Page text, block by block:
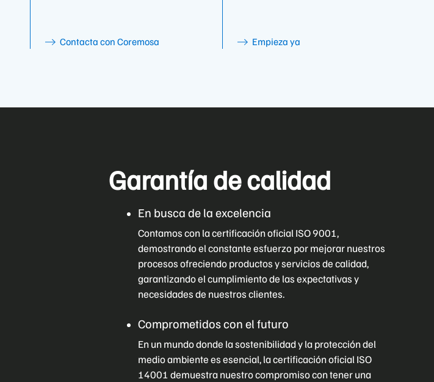
Contacta con Coremosa Empieza ya
Garantía de calidad
En busca de la excelencia
Contamos con la certificación oficial ISO 9001,
demostrando el constante esfuerzo por mejorar nuestros
procesos ofreciendo productos y servicios de calidad,
garantizando el cumplimiento de las expectativas y
necesidades de nuestros clientes.
Comprometidos con el futuro
En un mundo donde la sostenibilidad y la protección del
medio ambiente es esencial, la certificación oficial ISO
14001 demuestra nuestro compromiso con tener una